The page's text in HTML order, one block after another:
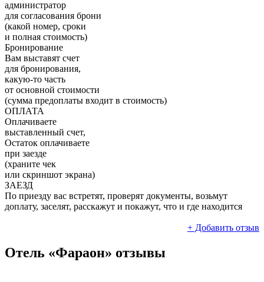
администратор
для согласования брони
(какой номер, сроки
и полная стоимость)
Бронирование
Вам выставят счет
для бронирования,
какую-то часть
от основной стоимости
(сумма предоплаты входит в стоимость)
ОПЛАТА
Оплачиваете
выставленный счет,
Остаток оплачиваете
при заезде
(храните чек
или скриншот экрана)
ЗАЕЗД
По приезду вас встретят, проверят документы, возьмут
доплату, заселят, расскажут и покажут, что и где находится
+ Добавить отзыв
Отель «Фараон» отзывы